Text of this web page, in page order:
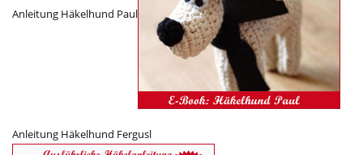
Anleitung Häkelhund Paul
Anleitung Häkelhund Fergusl